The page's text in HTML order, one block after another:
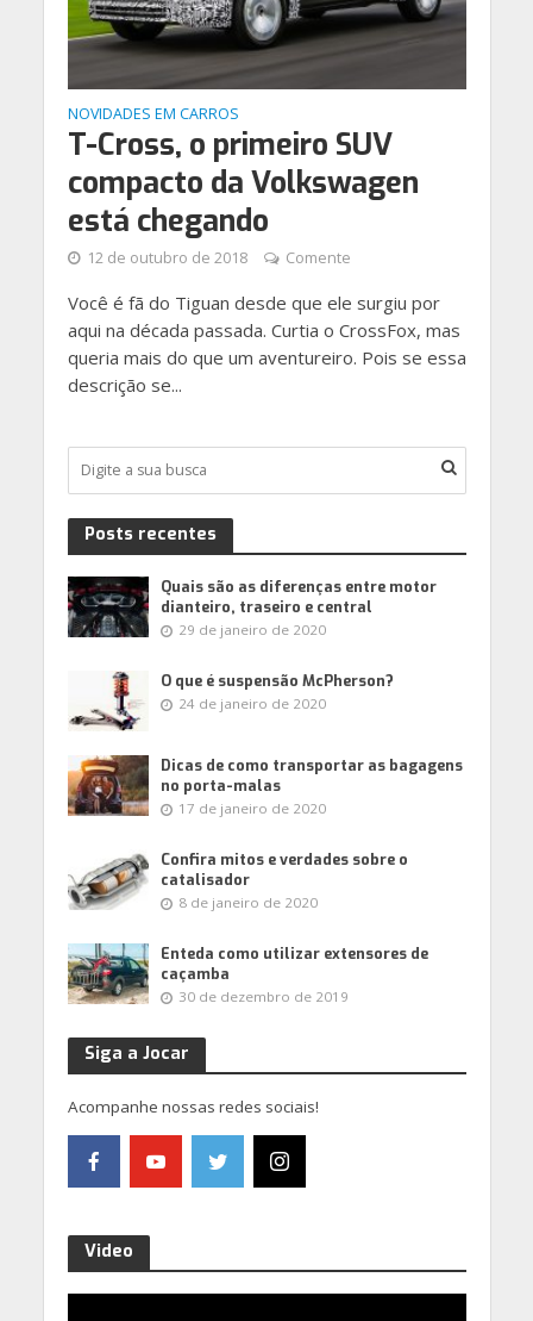
NOVIDADES EM CARROS
T-Cross, o primeiro SUV
compacto da Volkswagen
está chegando
12 de outubro de 2018 Comente
Você é fã do Tiguan desde que ele surgiu por
aqui na década passada. Curtia o CrossFox, mas
queria mais do que um aventureiro. Pois se essa
descrição se...
Posts recentes
Quais são as diferenças entre motor
dianteiro, traseiro e central
29 de janeiro de 2020
O que é suspensão McPherson?
24 de janeiro de 2020
Dicas de como transportar as bagagens
no porta-malas
17 de janeiro de 2020
Confira mitos e verdades sobre o
catalisador
8 de janeiro de 2020
Enteda como utilizar extensores de
caçamba
30 de dezembro de 2019
Siga a Jocar
Acompanhe nossas redes sociais!
Video